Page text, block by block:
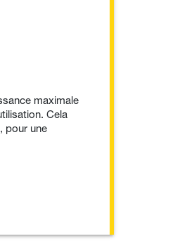
maximale
Cela
pour une